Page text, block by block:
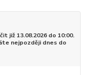
již 13.08.2026 do 10:00.
nejpozději dnes do